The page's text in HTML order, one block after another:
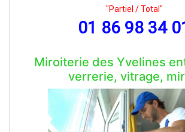
"Partiel / Total"
01 86 98 34
Miroiterie des Yvelines
verrerie, vitrage,